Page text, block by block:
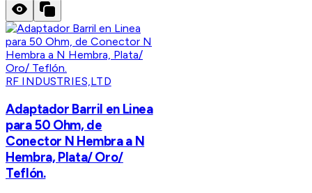
RF INDUSTRIES,LTD
Adaptador Barril en Linea
para 50 Ohm, de
Conector N Hembra a N
Hembra, Plata/ Oro/
Teflón.